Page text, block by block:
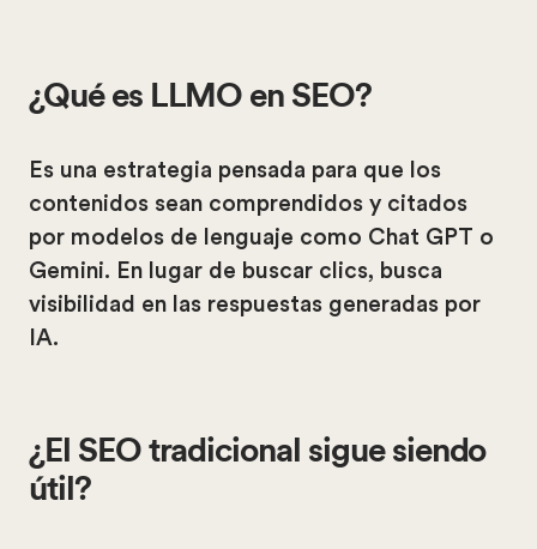
¿Qué es LLMO en SEO?
Es una estrategia pensada para que los
contenidos sean comprendidos y citados
por modelos de lenguaje como Chat GPT o
Gemini. En lugar de buscar clics, busca
visibilidad en las respuestas generadas por
IA.
¿El SEO tradicional sigue siendo
útil?